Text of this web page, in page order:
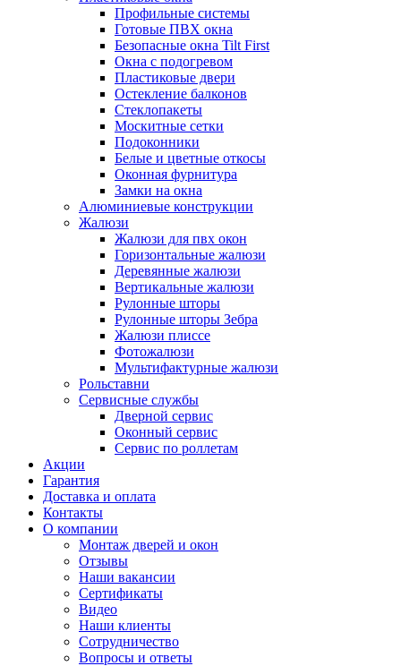
Профильные системы
Готовые ПВХ окна
Безопасные окна Tilt First
Окна с подогревом
Пластиковые двери
Остекление балконов
Стеклопакеты
Москитные сетки
Подоконники
Белые и цветные откосы
Оконная фурнитура
Замки на окна
Алюминиевые конструкции
Жалюзи
Жалюзи для пвх окон
Горизонтальные жалюзи
Деревянные жалюзи
Вертикальные жалюзи
Рулонные шторы
Рулонные шторы Зебра
Жалюзи плиссе
Фотожалюзи
Мультифактурные жалюзи
Рольставни
Сервисные службы
Дверной сервис
Оконный сервис
Сервис по роллетам
Акции
Гарантия
Доставка и оплата
Контакты
О компании
Монтаж дверей и окон
Отзывы
Наши вакансии
Сертификаты
Видео
Наши клиенты
Сотрудничество
Вопросы и ответы